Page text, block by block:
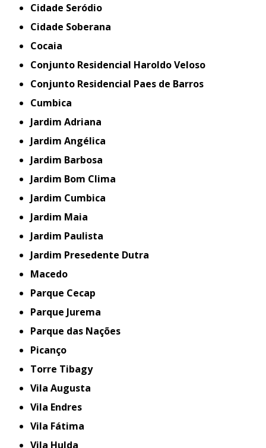
Cidade Seródio
Cidade Soberana
Cocaia
Conjunto Residencial Haroldo Veloso
Conjunto Residencial Paes de Barros
Cumbica
Jardim Adriana
Jardim Angélica
Jardim Barbosa
Jardim Bom Clima
Jardim Cumbica
Jardim Maia
Jardim Paulista
Jardim Presedente Dutra
Macedo
Parque Cecap
Parque Jurema
Parque das Nações
Picanço
Torre Tibagy
Vila Augusta
Vila Endres
Vila Fátima
Vila Hulda